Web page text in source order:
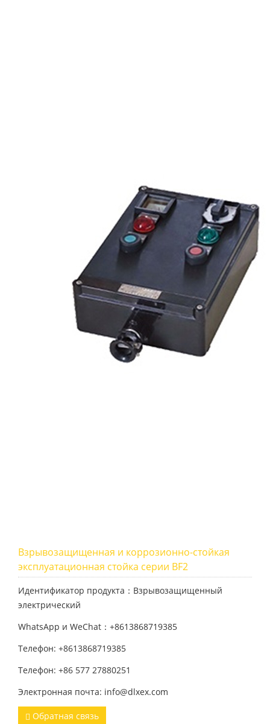
Взрывозащищенная и коррозионно-стойкая
эксплуатационная стойка серии BF2
Идентификатор продукта：Взрывозащищенный
электрический
WhatsApp и WeChat：+8613868719385
Телефон: +8613868719385
Телефон: +86 577 27880251
Электронная почта: info@dlxex.com
Обратная связь